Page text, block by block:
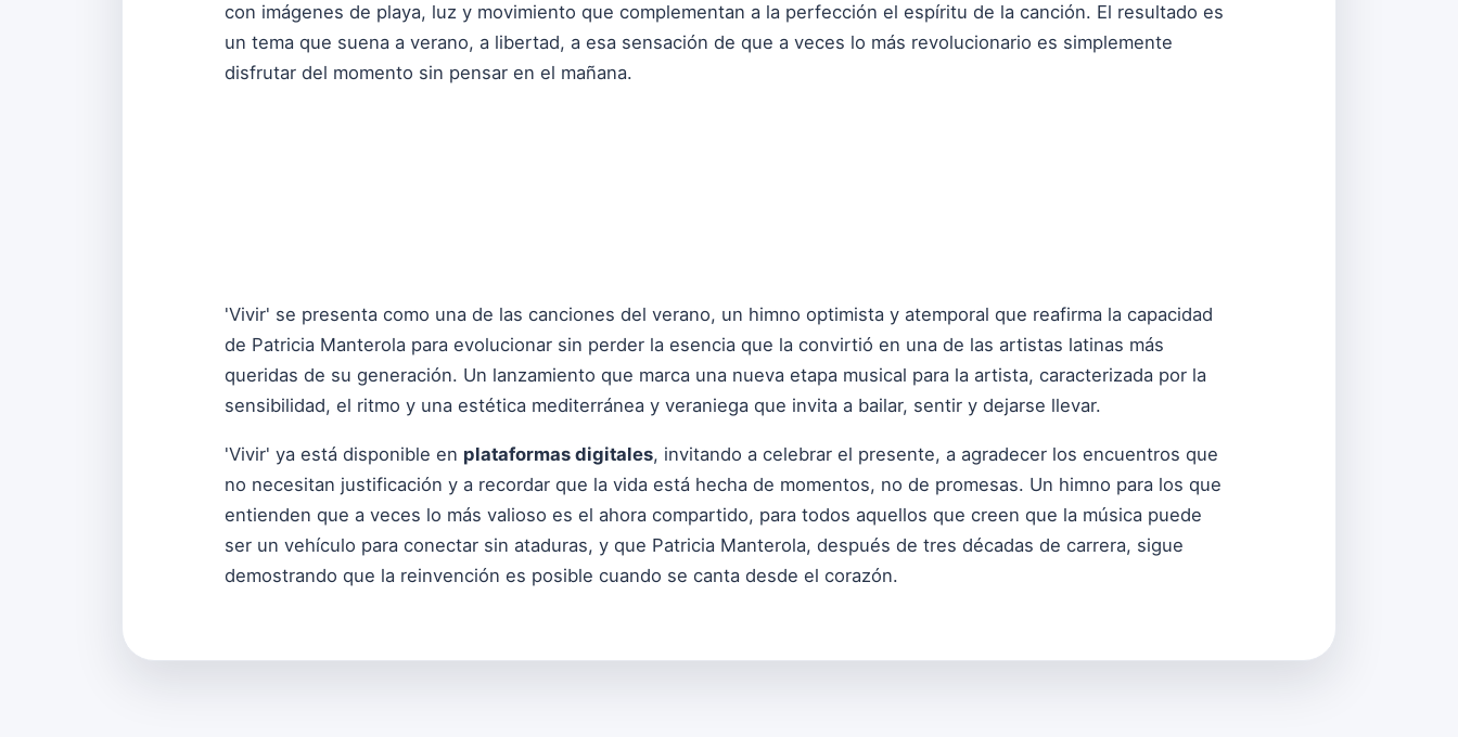
con imágenes de playa, luz y movimiento que complementan a la perfección el espíritu de la canción. El resultado es
un tema que suena a verano, a libertad, a esa sensación de que a veces lo más revolucionario es simplemente
disfrutar del momento sin pensar en el mañana.
'Vivir' se presenta como una de las canciones del verano, un himno optimista y atemporal que reafirma la capacidad
de Patricia Manterola para evolucionar sin perder la esencia que la convirtió en una de las artistas latinas más
queridas de su generación. Un lanzamiento que marca una nueva etapa musical para la artista, caracterizada por la
sensibilidad, el ritmo y una estética mediterránea y veraniega que invita a bailar, sentir y dejarse llevar.
'Vivir' ya está disponible en plataformas digitales, invitando a celebrar el presente, a agradecer los encuentros que
no necesitan justificación y a recordar que la vida está hecha de momentos, no de promesas. Un himno para los que
entienden que a veces lo más valioso es el ahora compartido, para todos aquellos que creen que la música puede
ser un vehículo para conectar sin ataduras, y que Patricia Manterola, después de tres décadas de carrera, sigue
demostrando que la reinvención es posible cuando se canta desde el corazón.